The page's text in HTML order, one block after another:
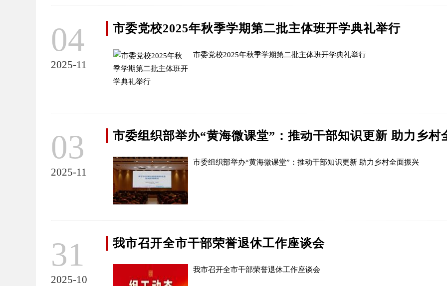
04
2025-11
市委党校2025年秋季学期第二批主体班开学典礼举行
市委党校2025年秋季学期第二批主体班开学典礼举行
03
2025-11
市委组织部举办“黄海微课堂”：推动干部知识更新 助力乡村
市委组织部举办“黄海微课堂”：推动干部知识更新 助力乡村全面振兴
31
2025-10
我市召开全市干部荣誉退休工作座谈会
我市召开全市干部荣誉退休工作座谈会